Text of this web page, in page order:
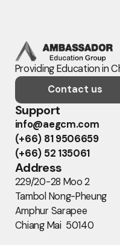
Providing Education in
Contact us
Support
info@aegcm.com
(+66) 81 9506659
(+66) 52 135061
Address
229/20-28 Moo 2
Tambol Nong-Pheung
Amphur Sarapee
Chiang Mai 50140